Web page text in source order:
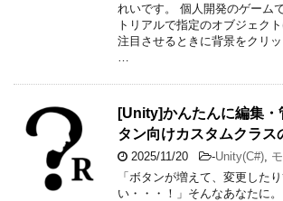
れいです。 個人開発のゲーム
トリアルで指定のオブジェク
注目させるときに背景をクリ
[Unity]かんたんに編集・
タン向けカスタムクラス
2025/11/20 -Unity(C#)
「ボタンが増えて、変更した
い・・・！」そんなあなたに